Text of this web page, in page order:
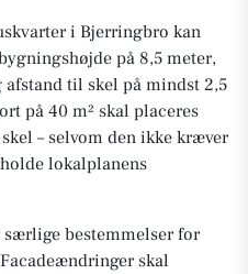
i Bjerringbro kan
på 8,5 meter,
afstand til skel på mindst 2,5
på 40 m² skal placeres
– selvom den ikke kræver
lokalplanens
bestemmelser for
skal